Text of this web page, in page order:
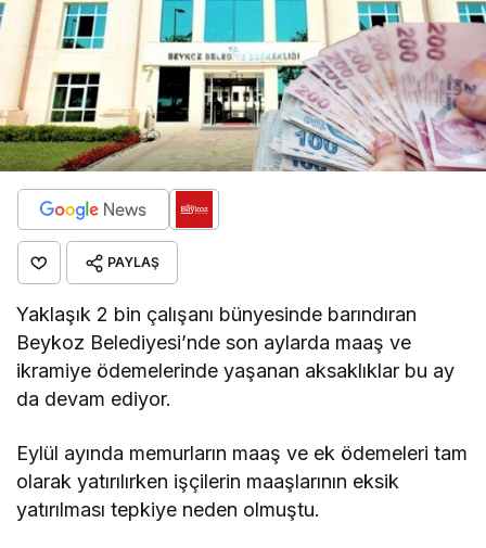
PAYLAŞ
Yaklaşık 2 bin çalışanı bünyesinde barındıran
Beykoz Belediyesi’nde son aylarda maaş ve
ikramiye ödemelerinde yaşanan aksaklıklar bu ay
da devam ediyor.
Eylül ayında memurların maaş ve ek ödemeleri tam
olarak yatırılırken işçilerin maaşlarının eksik
yatırılması tepkiye neden olmuştu.